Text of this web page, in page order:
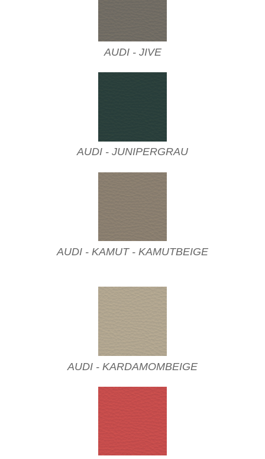
AUDI - JIVE
AUDI - JUNIPERGRAU
AUDI - KAMUT - KAMUTBEIGE
AUDI - KARDAMOMBEIGE